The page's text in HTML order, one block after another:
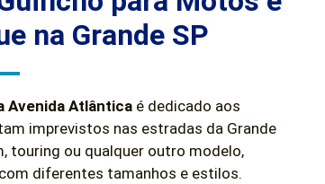
na Grande SP
Avenida Atlântica é dedicado aos
imprevistos nas estradas da Grande
touring ou qualquer outro modelo,
diferentes tamanhos e estilos.